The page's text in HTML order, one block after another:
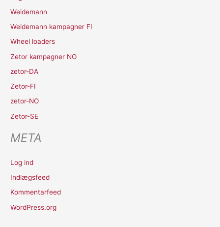
Weidemann
Weidemann kampagner FI
Wheel loaders
Zetor kampagner NO
zetor-DA
Zetor-FI
zetor-NO
Zetor-SE
META
Log ind
Indlægsfeed
Kommentarfeed
WordPress.org